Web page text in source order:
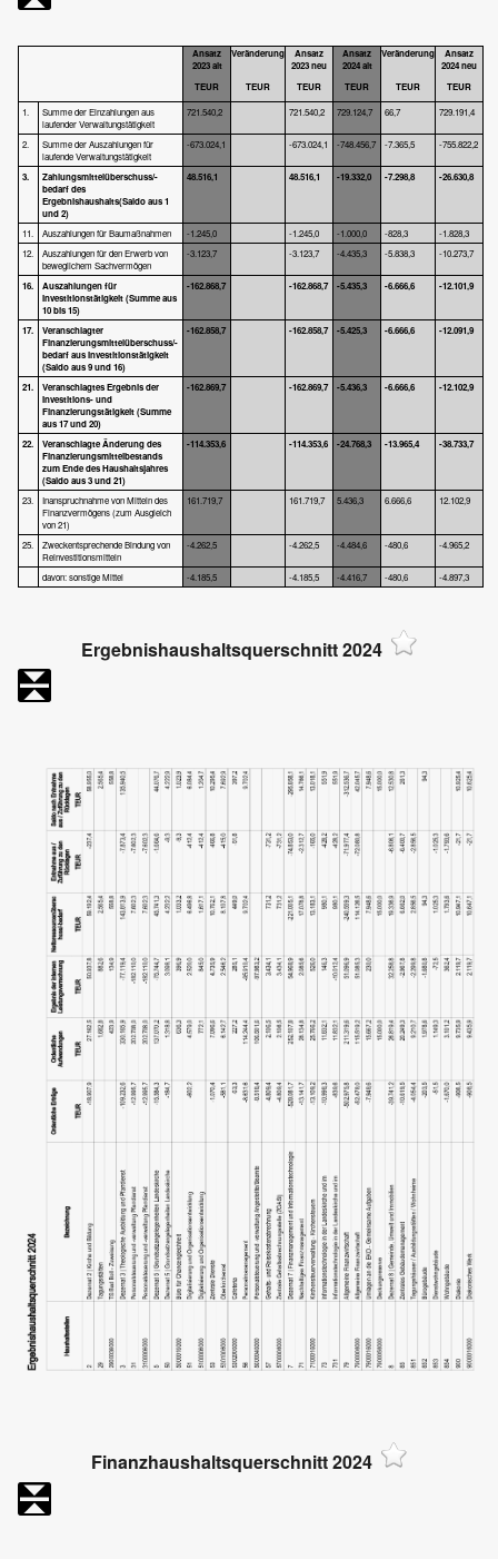
Ansatz
2023 alt
Veränderung
Ansatz
2023 neu
Ansatz
2024 alt
Veränderung
Ansatz
2024 neu
TEUR
TEUR TEUR TEUR TEUR TEUR
1.
Summe der Einzahlungen aus
laufender Verwaltungstätigkeit
721.540,2 721.540,2 729.124,7 66,7 729.191,4
2.
Summe der Auszahlungen für
laufende Verwaltungstätigkeit
-673.024,1 -673.024,1 -748.456,7 -7.365,5 -755.822,2
3.
Zahlungsmittelüberschuss/-
bedarf des
Ergebnishaushalts(Saldo aus 1
und 2)
48.516,1 48.516,1 -19.332,0 -7.298,8 -26.630,8
11. Auszahlungen für Baumaßnahmen -1.245,0 -1.245,0 -1.000,0 -828,3
-1.828,3
12.
Auszahlungen für den Erwerb von
beweglichem Sachvermögen
-3.123,7 -3.123,7 -4.435,3 -5.838,3 -10.273,7
16.
Auszahlungen für
Investitionstätigkeit(Summe aus
10 bis 15)
-162.868,7 -162.868,7 -5.435,3 -6.666,6 -12.101,9
17.
Veranschlagter
Finanzierungsmittelüberschuss/-
bedarf aus Investitionstätigkeit
(Saldo aus 9 und 16)
-162.858,7 -162.858,7 -5.425,3 -6.666,6 -12.091,9
21.
Veranschlagtes Ergebnis der
Investitions- und
Finanzierungstätigkeit(Summe
aus 17 und 20)
-162.869,7 -162.869,7 -5.436,3 -6.666,6 -12.102,9
22.
Veranschlagte Änderung des
Finanzierungsmittelbestands
zum Ende des Haushaltsjahres
(Saldo aus 3 und 21)
-114.353,6 -114.353,6 -24.768,3 -13.965,4 -38.733,7
23.
Inanspruchnahme von Mitteln des
Finanzvermögens (zum Ausgleich
von 21)
161.719,7 161.719,7 5.436,3 6.666,6 12.102,9
25.
Zweckentsprechende Bindung von
Reinvestitionsmitteln
-4.262,5 -4.262,5 -4.484,6 -480,6 -4.965,2
davon: sonstige Mittel -4.185,5 -4.185,5 -4.416,7 -480,6 -4.897,3
Ergebnishaushaltsquerschnitt 2024
Finanzhaushaltsquerschnitt 2024